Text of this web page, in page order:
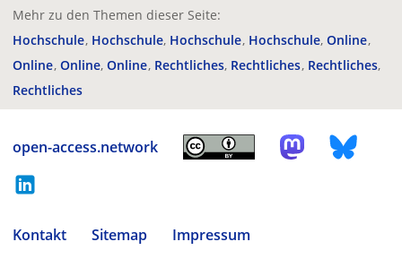
Mehr zu den Themen dieser Seite:
Hochschule Hochschule Hochschule Hochschule Online
Online Online Online Rechtliches Rechtliches Rechtliches
Rechtliches
open-access.network
Kontakt Sitemap
Impressum